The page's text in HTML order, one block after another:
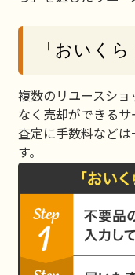
「おいく
複数のリユースシ
なく売却ができるサ
査定に手数料など
す。